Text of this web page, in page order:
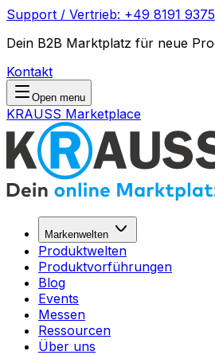
Support / Vertrieb: +49 8191
Dein B2B Marktplatz für neue
Kontakt
Open menu
KRAUSS Marketplace
Markenwelten
Produktwelten
Produktvorführungen
Blog
Events
Messen
Ressourcen
Über uns